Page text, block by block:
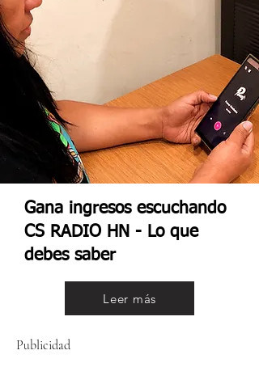
Gana ingresos escuchando
CS RADIO HN - Lo que
debes saber
Leer más
Publicidad